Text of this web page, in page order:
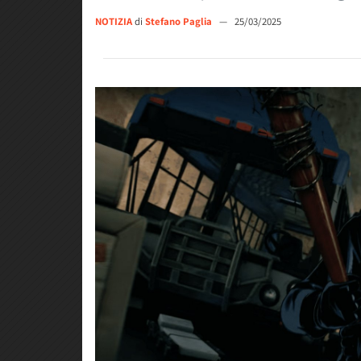
NOTIZIAdi Stefano Paglia — 25/03/2025